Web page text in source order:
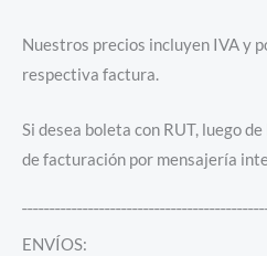
Nuestros precios incluyen IVA y
respectiva factura.
Si desea boleta con RUT, luego
de facturación por mensajería
ENVÍOS: